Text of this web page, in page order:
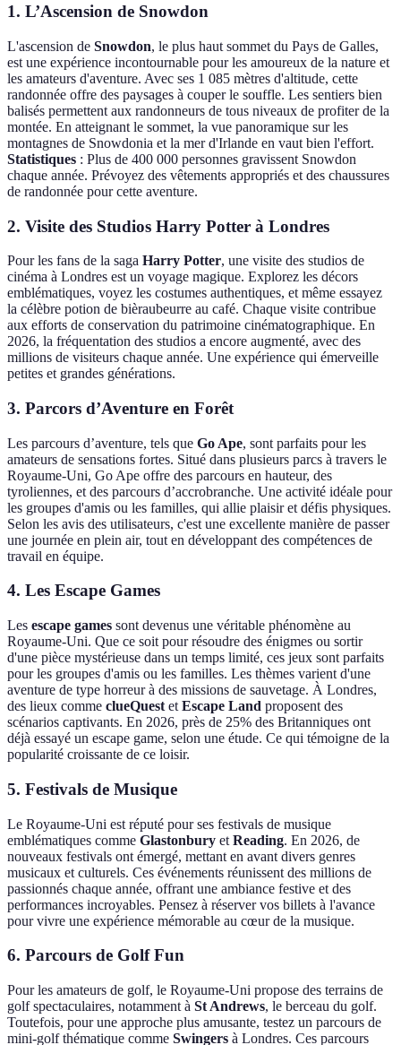
1. L’Ascension de Snowdon
L'ascension de Snowdon, le plus haut sommet du Pays de Galles,
est une expérience incontournable pour les amoureux de la nature et
les amateurs d'aventure. Avec ses 1 085 mètres d'altitude, cette
randonnée offre des paysages à couper le souffle. Les sentiers bien
balisés permettent aux randonneurs de tous niveaux de profiter de la
montée. En atteignant le sommet, la vue panoramique sur les
montagnes de Snowdonia et la mer d'Irlande en vaut bien l'effort.
Statistiques : Plus de 400 000 personnes gravissent Snowdon
chaque année. Prévoyez des vêtements appropriés et des chaussures
de randonnée pour cette aventure.
2. Visite des Studios Harry Potter à Londres
Pour les fans de la saga Harry Potter, une visite des studios de
cinéma à Londres est un voyage magique. Explorez les décors
emblématiques, voyez les costumes authentiques, et même essayez
la célèbre potion de bièraubeurre au café. Chaque visite contribue
aux efforts de conservation du patrimoine cinématographique. En
2026, la fréquentation des studios a encore augmenté, avec des
millions de visiteurs chaque année. Une expérience qui émerveille
petites et grandes générations.
3. Parcors d’Aventure en Forêt
Les parcours d’aventure, tels que Go Ape, sont parfaits pour les
amateurs de sensations fortes. Situé dans plusieurs parcs à travers le
Royaume-Uni, Go Ape offre des parcours en hauteur, des
tyroliennes, et des parcours d’accrobranche. Une activité idéale pour
les groupes d'amis ou les familles, qui allie plaisir et défis physiques.
Selon les avis des utilisateurs, c'est une excellente manière de passer
une journée en plein air, tout en développant des compétences de
travail en équipe.
4. Les Escape Games
Les escape games sont devenus une véritable phénomène au
Royaume-Uni. Que ce soit pour résoudre des énigmes ou sortir
d'une pièce mystérieuse dans un temps limité, ces jeux sont parfaits
pour les groupes d'amis ou les familles. Les thèmes varient d'une
aventure de type horreur à des missions de sauvetage. À Londres,
des lieux comme clueQuest et Escape Land proposent des
scénarios captivants. En 2026, près de 25% des Britanniques ont
déjà essayé un escape game, selon une étude. Ce qui témoigne de la
popularité croissante de ce loisir.
5. Festivals de Musique
Le Royaume-Uni est réputé pour ses festivals de musique
emblématiques comme Glastonbury et Reading. En 2026, de
nouveaux festivals ont émergé, mettant en avant divers genres
musicaux et culturels. Ces événements réunissent des millions de
passionnés chaque année, offrant une ambiance festive et des
performances incroyables. Pensez à réserver vos billets à l'avance
pour vivre une expérience mémorable au cœur de la musique.
6. Parcours de Golf Fun
Pour les amateurs de golf, le Royaume-Uni propose des terrains de
golf spectaculaires, notamment à St Andrews, le berceau du golf.
Toutefois, pour une approche plus amusante, testez un parcours de
mini-golf thématique comme Swingers à Londres. Ces parcours